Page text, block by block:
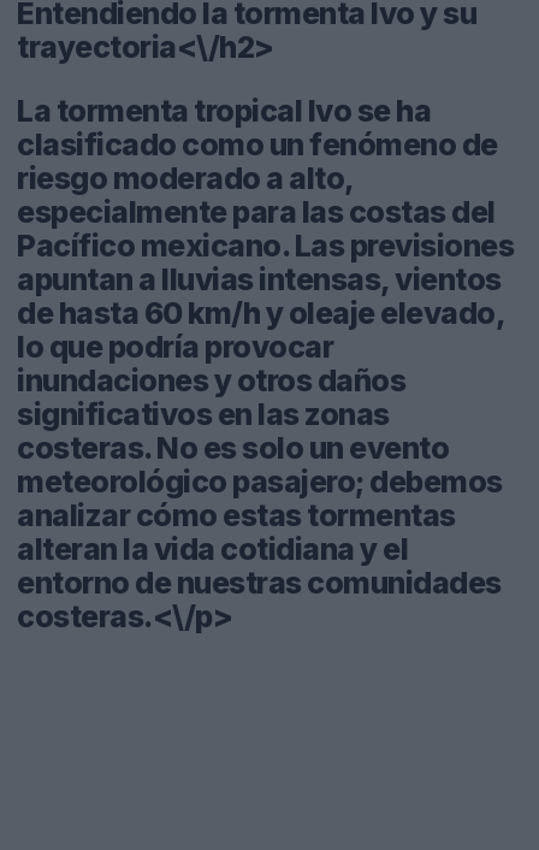
Entendiendo la tormenta Ivo y su
trayectoria<\/h2>
La tormenta tropical Ivo se ha
clasificado como un fenómeno de
riesgo moderado a alto,
especialmente para las costas del
Pacífico mexicano. Las previsiones
apuntan a lluvias intensas, vientos
de hasta 60 km/h y oleaje elevado,
lo que podría provocar
inundaciones y otros daños
significativos en las zonas
costeras. No es solo un evento
meteorológico pasajero; debemos
analizar cómo estas tormentas
alteran la vida cotidiana y el
entorno de nuestras comunidades
costeras.<\/p>